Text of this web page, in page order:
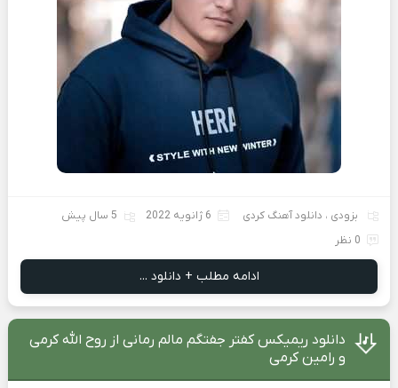
بزودی ، دانلود آهنگ کردی 6 ژانویه 2022
5 سال پیش
0 نظر
ادامه مطلب + دانلود ...
دانلود ریمیکس کفتر جفتگم مالم رمانی از روح الله کرمی
و رامین کرمی